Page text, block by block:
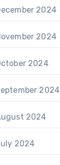
2024
2024
2024
2024
2024
2024